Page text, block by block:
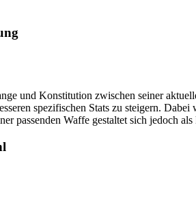
und Konstitution zwischen seiner
spezifischen Stats zu steigern.
Waffe gestaltet sich jedoch